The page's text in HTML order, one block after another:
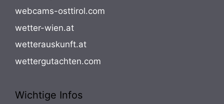
webcams-osttirol.com
wetter-wien.at
wetterauskunft.at
wettergutachten.com
Wichtige Infos